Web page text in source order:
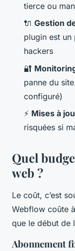
tierce ou
🔌 Gestion
plugin est un
hackers
🔐
panne du
configuré)
⚡ Mises à
risquées si
Quel
web ?
Le coût, c’est
Webflow coûte
que le début de
Abonnement